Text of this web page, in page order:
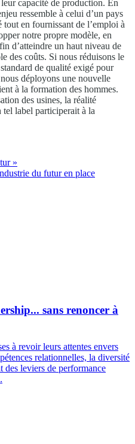
capacité de production. En
ressemble à celui d’un pays
en fournissant de l’emploi à
notre propre modèle, en
d’atteindre un haut niveau de
des coûts. Si nous réduisons le
de qualité exigé pour
déployons une nouvelle
à la formation des hommes.
des usines, la réalité
label participerait à la
»
du futur en place
sans renoncer à
à revoir leurs attentes envers
relationnelles, la diversité
des leviers de performance